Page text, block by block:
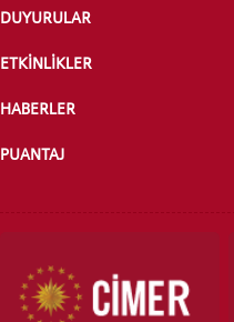
DUYURULAR
ETKİNLİKLER
HABERLER
PUANTAJ